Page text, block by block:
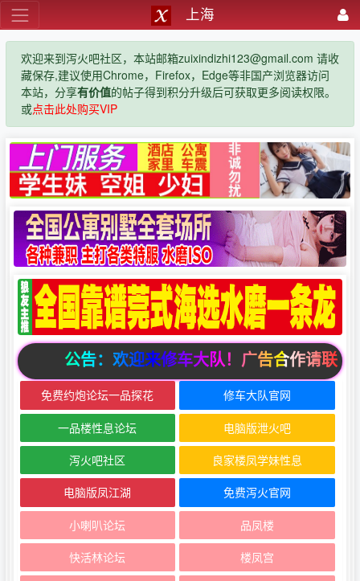
上海
欢迎来到泻火吧社区，本站邮箱zuixindizhi123@gmail.com 请收
藏保存,建议使用Chrome，Firefox，Edge等非国产浏览器访问
本站，分享有价值的帖子得到积分升级后可获取更多阅读权限。
或点击此处购买VIP
公告：欢迎来修车大队！广告合作请联
免费约炮论坛一品探花 修车大队官网
一品楼性息论坛 电脑版泄火吧
泻火吧社区 良家楼凤学妹性息
电脑版凤江湖 免费泻火官网
小喇叭论坛 品凤楼
快活林论坛 楼凤宫